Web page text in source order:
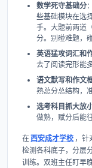
数学死守基础分
些基础模块在选
手。大题前两道
分。别碰难题，
英语猛攻词汇和
去了阅读完形能
语文默写和作文
熟总分总结构，
选考科目抓大放
做熟，赋分后能
在西安成才学校 ，针
检测各科底子，分层
训练。双班主任盯早